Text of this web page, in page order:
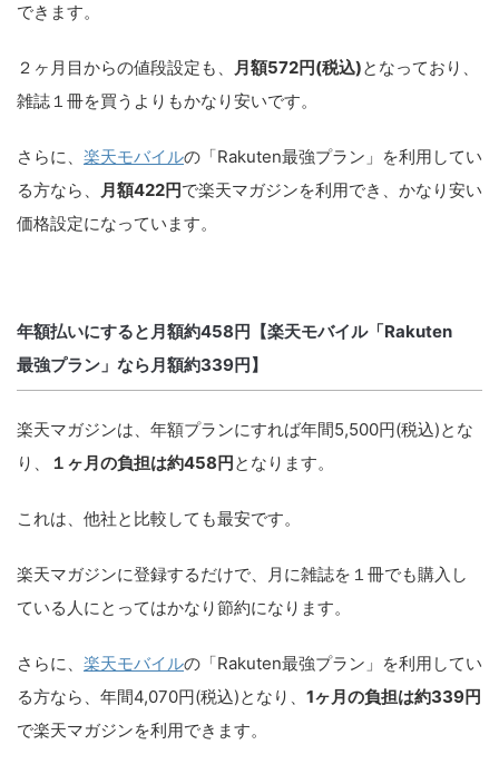
できます。
２ヶ月目からの値段設定も、 月額572円(税込)となっており、
雑誌１冊を買うよりもかなり安いです。
さらに、 楽天モバイルの「Rakuten最強プラン」を利用してい
る方なら、
月額422円で楽天マガジンを利用でき、かなり安い
価格設定になっています。
年額払いにすると月額約458円【楽天モバイル「Rakuten
最強プラン」なら月額約339円】
楽天マガジンは、年額プランにすれば年間5,500円(税込)とな
り、
１ヶ月の負担は約458円となります。
これは、他社と比較しても最安です。
楽天マガジンに登録するだけで、月に雑誌を１冊でも購入し
ている人にとってはかなり節約になります。
さらに、 楽天モバイルの「Rakuten最強プラン」を利用してい
る方なら、年間4,070円(税込)となり、 1ヶ月の負担は約339円
で楽天マガジンを利用できます。